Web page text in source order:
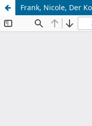
Frank, Nicole, Der